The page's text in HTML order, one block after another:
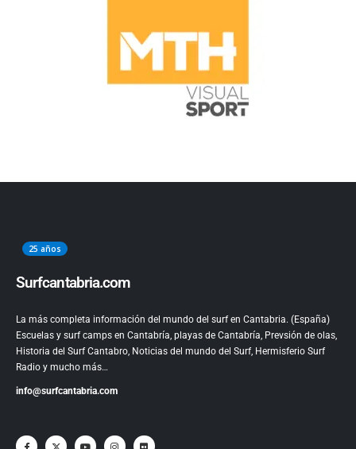
25 años
Surfcantabria.com
La más completa información del mundo del surf en Cantabria. (España)
Escuelas y surf camps en Cantabría, playas de Cantabría, Prevsión de olas,
Historia del Surf Cantabro, Noticias del mundo del Surf, Hermisferio Surf
Radio y mucho más…
info@surfcantabria.com